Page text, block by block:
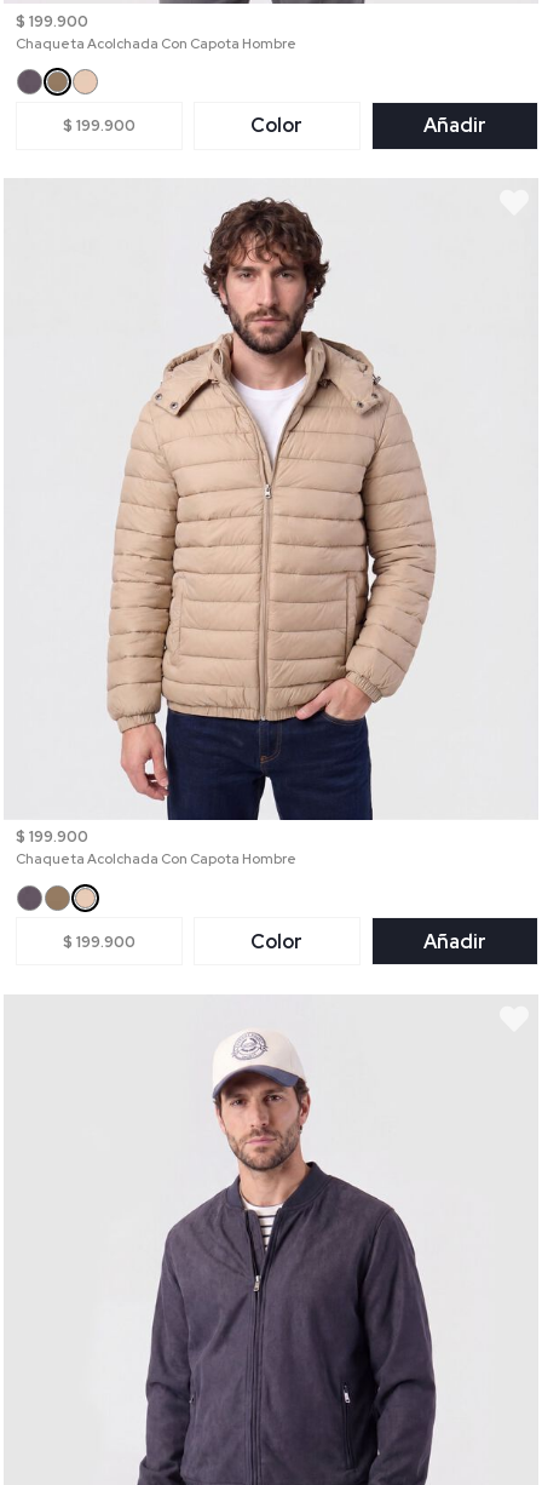
$ 199.900
Chaqueta Acolchada Con Capota Hombre
$ 199.900 Color Añadir
$ 199.900
Chaqueta Acolchada Con Capota Hombre
$ 199.900 Color Añadir